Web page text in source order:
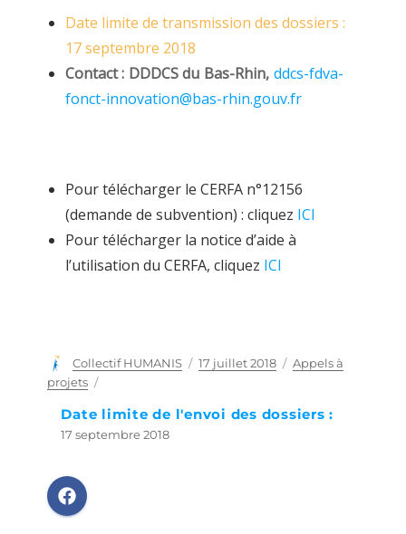
Date limite de transmission des dossiers :
17 septembre 2018
Contact : DDDCS du Bas-Rhin, ddcs-fdva-
fonct-innovation@bas-rhin.gouv.fr
Pour télécharger le CERFA n°12156
(demande de subvention) : cliquez ICI
Pour télécharger la notice d’aide à
l’utilisation du CERFA, cliquez ICI
Auteur
Collectif HUMANIS
Publié
17 juillet 2018 Catégories
Appels à
projets
Date limite de l'envoi des dossiers :
17 septembre 2018